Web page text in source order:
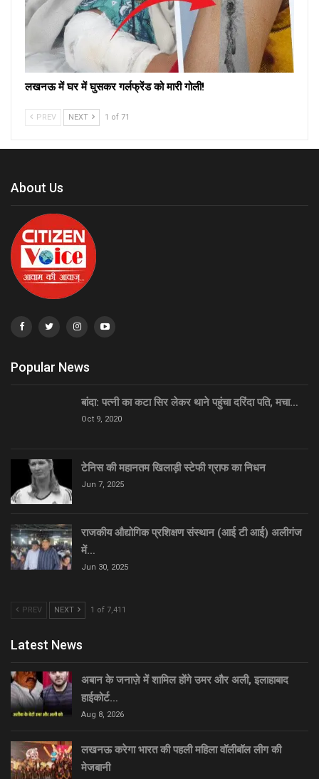
लखनऊ में घर में घुसकर गर्लफ्रेंड को मारी गोली!
PREV NEXT 1 of 71
About Us
Popular News
बांदा: पत्नी का कटा सिर लेकर थाने पहुंचा दरिंदा पति, मचा…
Oct 9, 2020
टेनिस की महानतम खिलाड़ी स्टेफी ग्राफ का निधन
Jun 7, 2025
राजकीय औद्योगिक प्रशिक्षण संस्थान (आई टी आई) अलीगंज
में…
Jun 30, 2025
PREV NEXT 1 of 7,411
Latest News
अबान के जनाज़े में शामिल होंगे उमर और अली, इलाहाबाद
हाईकोर्ट…
Aug 8, 2026
लखनऊ करेगा भारत की पहली महिला वॉलीबॉल लीग की
मेजबानी